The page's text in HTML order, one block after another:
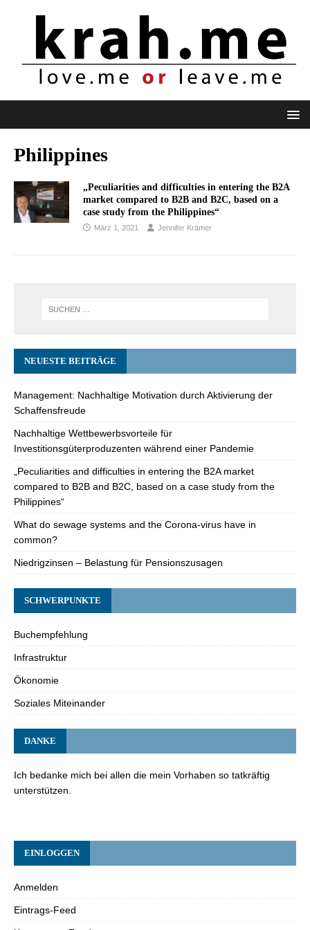
Philippines
„Peculiarities and difficulties in entering the B2A
market compared to B2B and B2C, based on a
case study from the Philippines“
März 1, 2021 Jennifer Krämer
NEUESTE BEITRÄGE
Management: Nachhaltige Motivation durch Aktivierung der
Schaffensfreude
Nachhaltige Wettbewerbsvorteile für
Investitionsgüterproduzenten während einer Pandemie
„Peculiarities and difficulties in entering the B2A market
compared to B2B and B2C, based on a case study from the
Philippines“
What do sewage systems and the Corona-virus have in
common?
Niedrigzinsen – Belastung für Pensionszusagen
SCHWERPUNKTE
Buchempfehlung
Infrastruktur
Ökonomie
Soziales Miteinander
DANKE
Ich bedanke mich bei allen die mein Vorhaben so tatkräftig
unterstützen.
EINLOGGEN
Anmelden
Eintrags-Feed